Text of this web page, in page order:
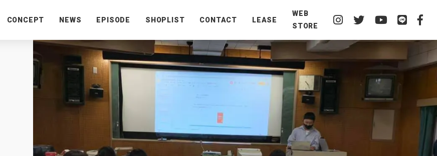
CONCEPT NEWS EPISODE SHOPLIST CONTACT LEASE
WEB
STORE